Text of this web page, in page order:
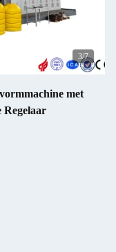
3/7
met
Regelaar